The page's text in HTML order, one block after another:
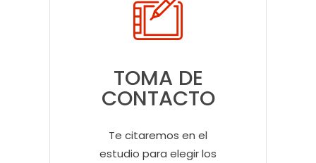
TOMA DE
CONTACTO
Te citaremos en el
estudio para elegir los